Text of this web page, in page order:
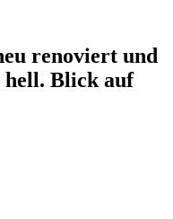
renoviert und
hell. Blick auf